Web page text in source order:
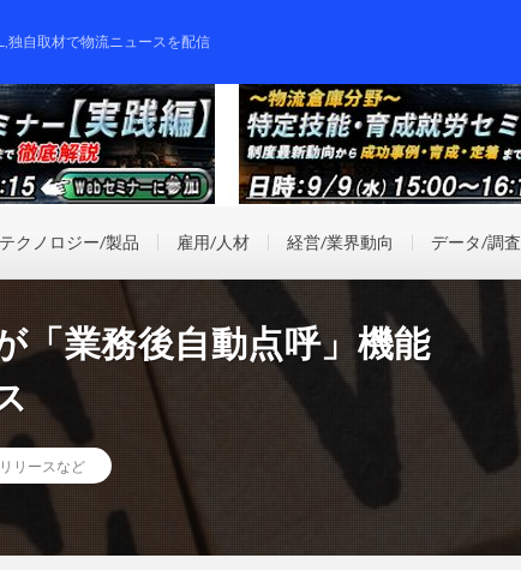
独自取材で物流ニュースを配信
テクノロジー/製品 雇用/人材 経営/業界動向 データ/調査
「業務後自動点呼」機能
リースなど